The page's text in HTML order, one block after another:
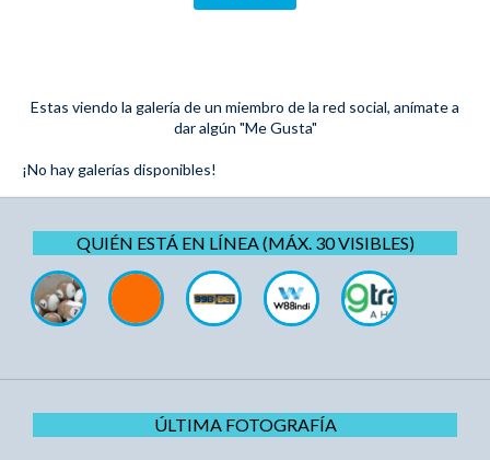
Estas viendo la galería de un miembro de la red social, anímate a
dar algún "Me Gusta"
¡No hay galerías disponibles!
QUIÉN ESTÁ EN LÍNEA (MÁX. 30 VISIBLES)
ÚLTIMA FOTOGRAFÍA